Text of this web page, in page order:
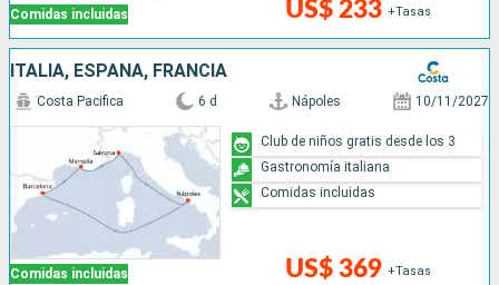
Comidas incluidas US$ 233 +Tasas
ITALIA, ESPAÑA, FRANCIA
Comidas incluidas
Costa Pacifica 6 d Nápoles 10/11/2027
US$ 369 +Tasas
Club de niños gratis desde los 3
Gastronomía italiana
Comidas incluidas